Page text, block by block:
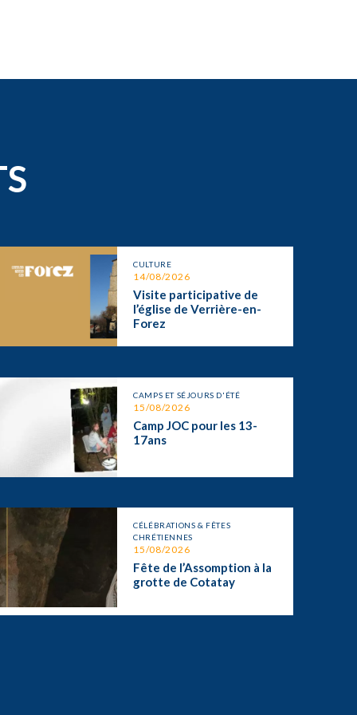
CULTURE
14/08/2026
Visite participative de
l’église de Verrière-en-
Forez
CAMPS ET SÉJOURS D'ÉTÉ
15/08/2026
Camp JOC pour les 13-
17ans
CÉLÉBRATIONS & FÊTES
CHRÉTIENNES
15/08/2026
Fête de l’Assomption à la
grotte de Cotatay